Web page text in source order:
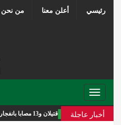
رئيسي أعلن معنا من نحن
Toggle
navigation
أخبار عاجلة
قتيلان و13 مصابا بانفجار عبوة ناسفة داخل حافلة ركاب بريف دمشق